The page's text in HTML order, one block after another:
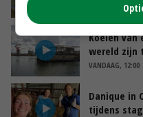
VANDAAG, 14:06
Koeien van
wereld zijn
VANDAAG, 12:00
Danique in
tijdens